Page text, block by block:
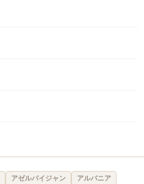
アゼルバイジャン
アルバニア